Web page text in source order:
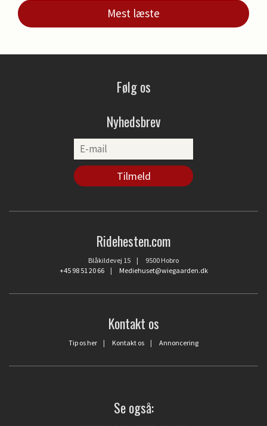
Mest læste
Følg os
Nyhedsbrev
Ridehesten.com
Blåkildevej 15 | 9500 Hobro
+45 98 51 20 66| Mediehuset@wiegaarden.dk
Kontakt os
Tip os her | Kontakt os | Annoncering
Se også: